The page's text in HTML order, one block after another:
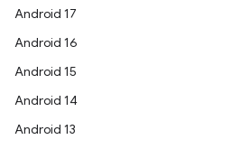
Android 17
Android 16
Android 15
Android 14
Android 13